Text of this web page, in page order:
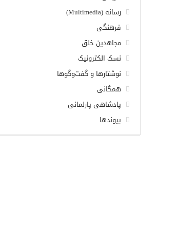
رسانه (Multimedia)
فرهنگی
مجاهدین خلق
نسک الکترونیک
نوشتارها و گفت‌وگوها
همگانی
پادشاهی پارلمانی
پیوندها